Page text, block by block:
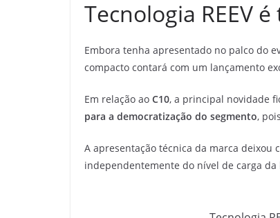
Tecnologia REEV
Embora tenha apresentado no palco do
compacto contará com um lançamento
Em relação ao C10, a principal novidade
para a democratização do segmento,
A apresentação técnica da marca deixou
independentemente do nível de carga da